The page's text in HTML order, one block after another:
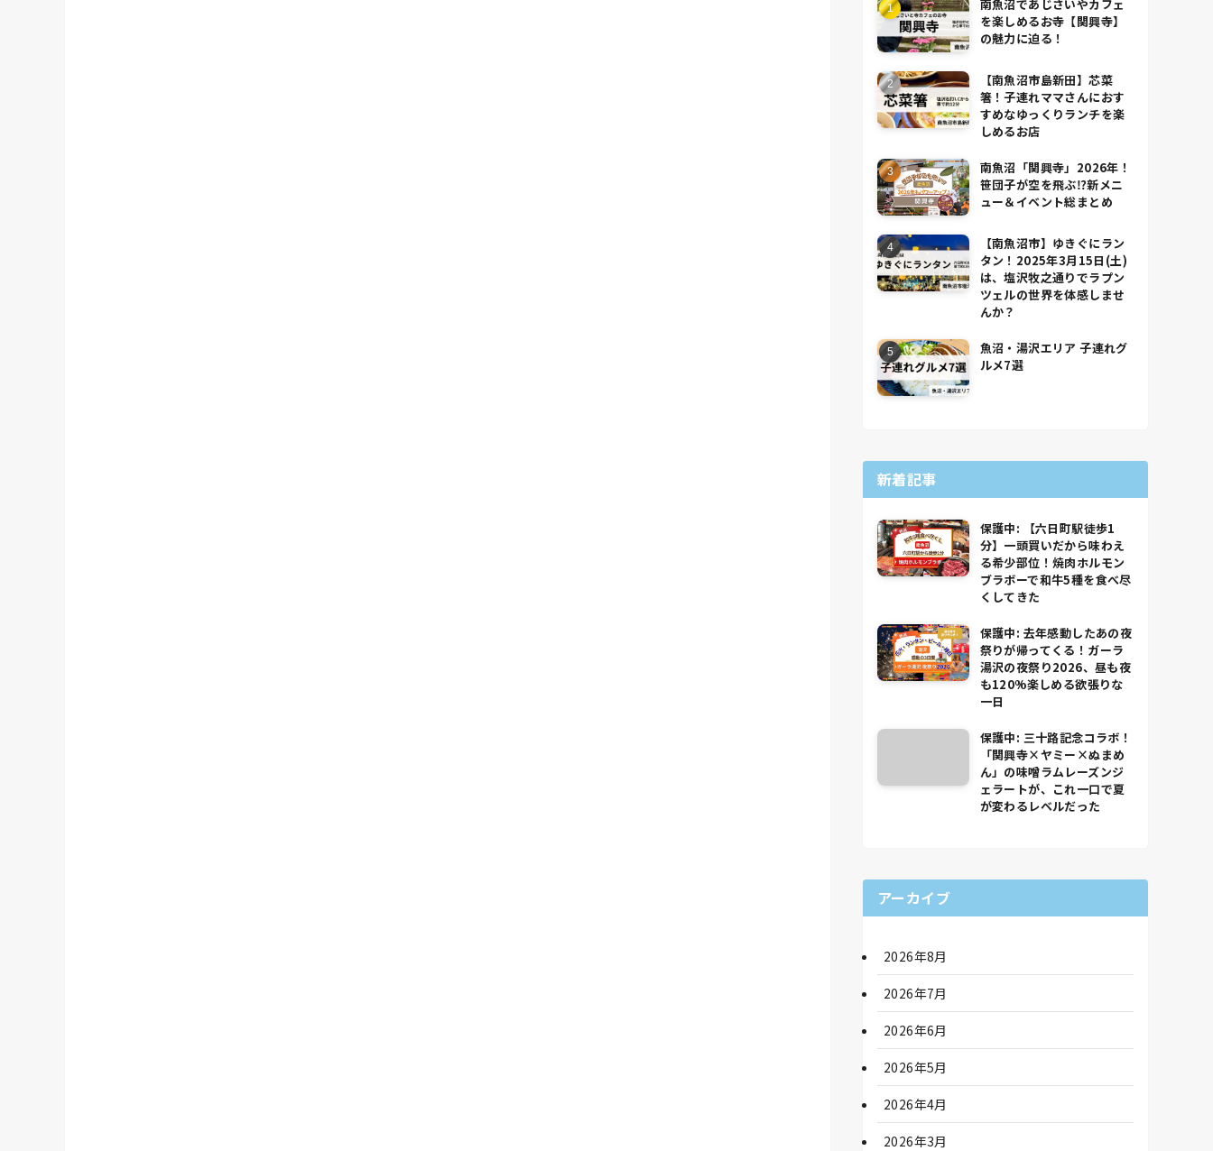
南魚沼であじさいやカフェ
を楽しめるお寺【関興寺】
の魅力に迫る！
【南魚沼市島新田】芯菜
箸！子連れママさんにおす
すめなゆっくりランチを楽
しめるお店
南魚沼「関興寺」2026年！
笹団子が空を飛ぶ⁉新メニ
ュー＆イベント総まとめ
【南魚沼市】ゆきぐにラン
タン！2025年3月15日(土)
は、塩沢牧之通りでラプン
ツェルの世界を体感しませ
んか？
魚沼・湯沢エリア 子連れグ
ルメ7選
新着記事
保護中: 【六日町駅徒歩1
分】一頭買いだから味わえ
る希少部位！焼肉ホルモン
ブラボーで和牛5種を食べ尽
くしてきた
保護中: 去年感動したあの夜
祭りが帰ってくる！ガーラ
湯沢の夜祭り2026、昼も夜
も120%楽しめる欲張りな
一日
保護中: 三十路記念コラボ！
「関興寺×ヤミー×ぬまめ
ん」の味噌ラムレーズンジ
ェラートが、これ一口で夏
が変わるレベルだった
アーカイブ
2026年8月
2026年7月
2026年6月
2026年5月
2026年4月
2026年3月